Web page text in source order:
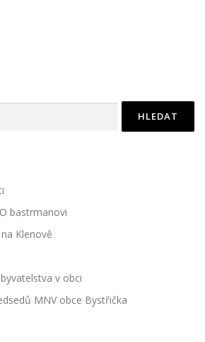
bastrmanovi
Klenově
v obci
MNV obce Bystřička